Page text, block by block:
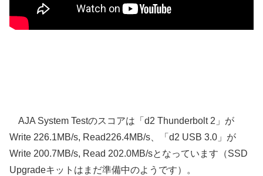
AJA System Testのスコアは「d2 Thunderbolt 2」が
Write 226.1MB/s, Read226.4MB/s、「d2 USB 3.0」が
Write 200.7MB/s, Read 202.0MB/sとなっています（SSD
Upgradeキットはまだ準備中のようです）。